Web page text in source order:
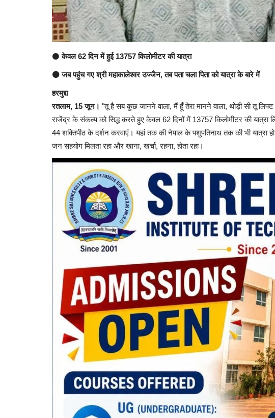
⚫केवल 62 दिन में हुई 13757 किलोमीटर की यात्रा
⚫ जब पहुंच गए श्री महाकालेश्वर उज्जैन, तब पता चला पिता को यात्रा के बारे में
हरमुद्दा
रतलाम, 15 जून। "तू है सब कुछ जानने वाला, मैं हूँ तेरा मानने वाला, थोड़ी सी तू
राजेंद्र के संकल्प को सिद्ध करते हुए केवल 62 दिनों में 13757 किलोमीटर की यात्रा
44 शक्तिपीठ के दर्शन करवाएं। यहां तक की नेपाल के पशुपतिनाथ तक की भी यात्रा
जन सहयोग मिलता रहा और खाना, खर्चा, रहना, होता रहा।
साहित्य रचना : कूड़े का ढेर
Hemant Bhatt Aug 2, 2026 0 60
सड़क के किनारे कूड़े के ढेर पर बिखरे हैं कुछ दाने अनाज के, जीवन के। साथ ही
पड़ी...